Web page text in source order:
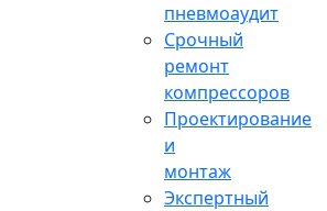
пневмоаудит
Срочный
ремонт
компрессоров
Проектирование
и
монтаж
Экспертный